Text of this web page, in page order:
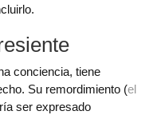
conciencia, tiene
Su remordimiento (el
ser expresado